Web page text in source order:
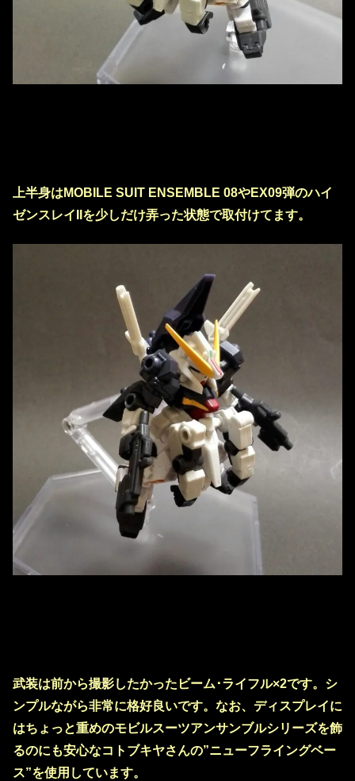
上半身はMOBILE SUIT ENSEMBLE 08やEX09弾のハイ
ゼンスレイIIを少しだけ弄った状態で取付けてます。
武装は前から撮影したかったビーム･ライフル×2です。シ
ンプルながら非常に格好良いです。なお、ディスプレイに
はちょっと重めのモビルスーツアンサンブルシリーズを飾
るのにも安心なコトブキヤさんの”ニューフライングベー
ス”を使用しています。